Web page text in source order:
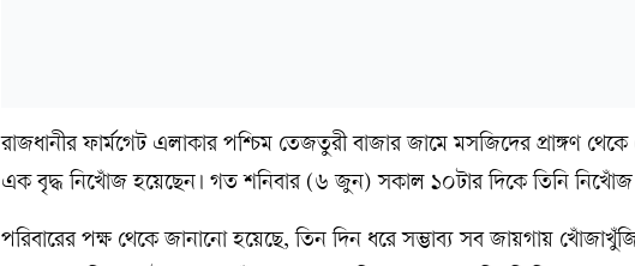
রাজধানীর ফার্মগেট এলাকার পশ্চিম তেজতুরী বাজার জামে মসজিদের প্রাঙ্গণ
এক বৃদ্ধ নিখোঁজ হয়েছেন। গত শনিবার (৬ জুন) সকাল ১০টার দিকে তিনি
পরিবারের পক্ষ থেকে জানানো হয়েছে, তিন দিন ধরে সম্ভাব্য সব জায়গায়